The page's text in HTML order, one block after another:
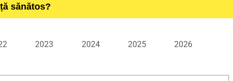
sănătos?
2023 2024 2025 2026